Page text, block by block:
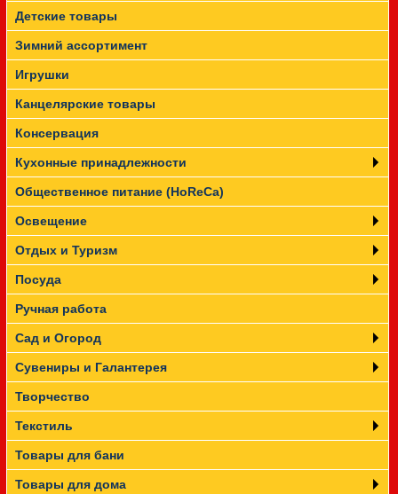
Детские товары
Зимний ассортимент
Игрушки
Канцелярские товары
Консервация
Кухонные принадлежности
Общественное питание (HoReCa)
Освещение
Отдых и Туризм
Посуда
Ручная работа
Сад и Огород
Сувениры и Галантерея
Творчество
Текстиль
Товары для бани
Товары для дома